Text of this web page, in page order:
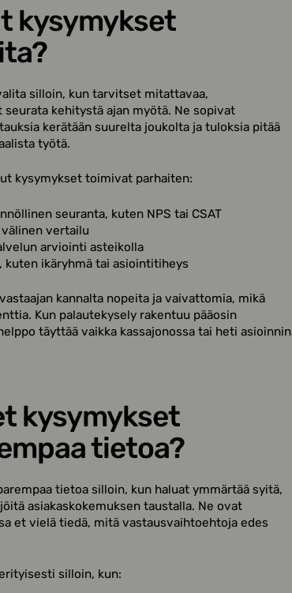
kysymykset
silloin, kun tarvitset mitattavaa,
kehitystä ajan myötä. Ne sopivat
kerätään suurelta joukolta ja tuloksia pitää
työtä.
kysymykset toimivat parhaiten:
seuranta, kuten NPS tai CSAT
vertailu
arviointi asteikolla
ikäryhmä tai asiointitiheys
kannalta nopeita ja vaivattomia, mikä
Kun palautekysely rakentuu pääosin
täyttää vaikka kassajonossa tai heti asioinnin
kysymykset
tietoa?
tietoa silloin, kun haluat ymmärtää syitä,
asiakaskokemuksen taustalla. Ne ovat
et vielä tiedä, mitä vastausvaihtoehtoja edes
silloin, kun: